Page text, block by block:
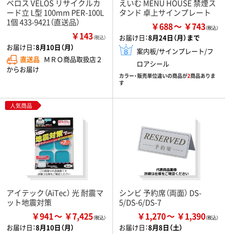
ベロス VELOS リサイクルカ
ード立 L型 100mm PER-100L
1個 433-9421（直送品）
￥143（税込）
お届け日：8月10日（月）
直送品 ＭＲＯ商品取扱店２
からお届け
えいむ MENU HOUSE 禁煙ス
タンド 卓上サインプレート
￥688 ￥743
お届け日：8月24日（月）まで
案内板/サインプレート/フ
ロアシール
カラー・販売単位違いの商品が2商品ありま
す
人気商品
アイテック（AiTec） 光 耐震マ
ット地震対策
￥941 ￥7,425
お届け日：8月10日（月）
シンビ 予約席（両面） DS-
5/DS-6/DS-7
￥1,270 ￥1,390
お届け日：8月8日（土）